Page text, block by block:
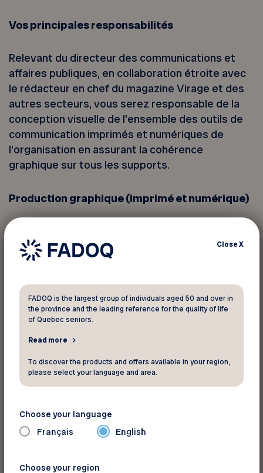
Vos principales responsabilités
Relevant du directeur des communications et
affaires publiques, en collaboration étroite avec
le rédacteur en chef du magazine Virage et des
autres secteurs, vous serez responsable de la
conception visuelle de l’ensemble des outils de
communication imprimés et numériques de
l’organisation en assurant la cohérence
graphique sur tous les supports.
Production graphique (imprimé et numérique)
Concevoir la mise en page du magazine
Virage et du rapport annuel;
Créer du matériel promotionnel innovant :
Produire des visuels pour les réseaux
sociaux, infolettres, présentations et
publications Web;
Créer des illustrations originales pour
Produire les logos de l’ensemble de nos
clubs;
Réaliser de courtes vidéos promotionnelles
ou informatives, destinées aux médias
CloseX
FADOQ is the largest group of individuals aged 50 and over in
the province and the leading reference for the quality of life
of Quebec seniors.
Read more
To discover the products and offers available in your region,
please select your language and area.
Choose your language
Français English
Choose your region